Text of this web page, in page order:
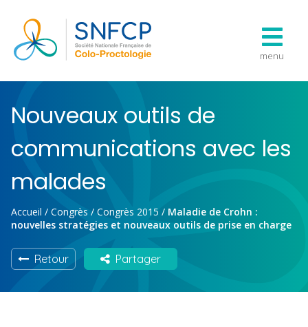
menu
Nouveaux outils de
communications avec les
malades
Accueil / Congrès / Congrès 2015 / Maladie de Crohn :
nouvelles stratégies et nouveaux outils de prise en charge
Retour Partager